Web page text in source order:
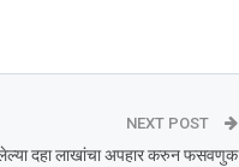
NEXT POST
दहा लाखांचा अपहार करुन फसवणुक